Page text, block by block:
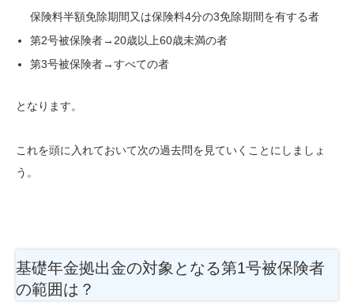
保険料半額免除期間又は保険料4分の3免除期間を有する者
第2号被保険者→ 20歳以上60歳未満の者
第3号被保険者→すべての者
となります。
これを頭に入れておいて次の過去問を見ていくことにしましょ
う。
基礎年金拠出金の対象となる第1号被保険者
の範囲は？